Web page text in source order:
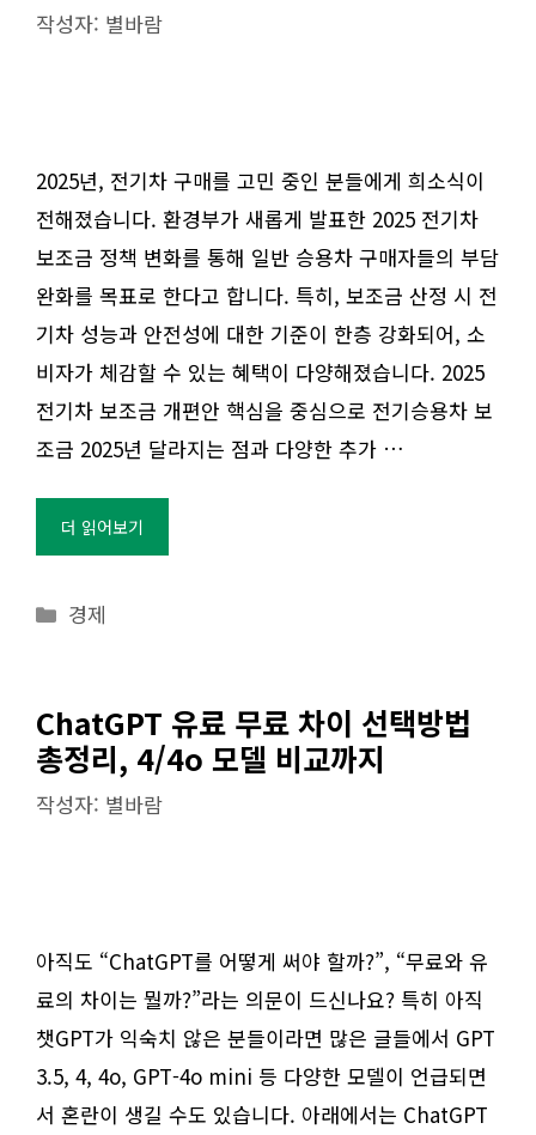
작성자: 별바람
2025년, 전기차 구매를 고민 중인 분들에게 희소식이
전해졌습니다. 환경부가 새롭게 발표한 2025 전기차
보조금 정책 변화를 통해 일반 승용차 구매자들의 부담
완화를 목표로 한다고 합니다. 특히, 보조금 산정 시 전
기차 성능과 안전성에 대한 기준이 한층 강화되어, 소
비자가 체감할 수 있는 혜택이 다양해졌습니다. 2025
전기차 보조금 개편안 핵심을 중심으로 전기승용차 보
조금 2025년 달라지는 점과 다양한 추가 …
더 읽어보기
카
경제
ChatGPT 유료 무료 차이 선택방법
총정리, 4/4o 모델 비교까지
작성자: 별바람
아직도 “ChatGPT를 어떻게 써야 할까?”, “무료와 유
료의 차이는 뭘까?”라는 의문이 드신나요? 특히 아직
챗GPT가 익숙치 않은 분들이라면 많은 글들에서 GPT
3.5, 4, 4o, GPT-4o mini 등 다양한 모델이 언급되면
서 혼란이 생길 수도 있습니다. 아래에서는 ChatGPT